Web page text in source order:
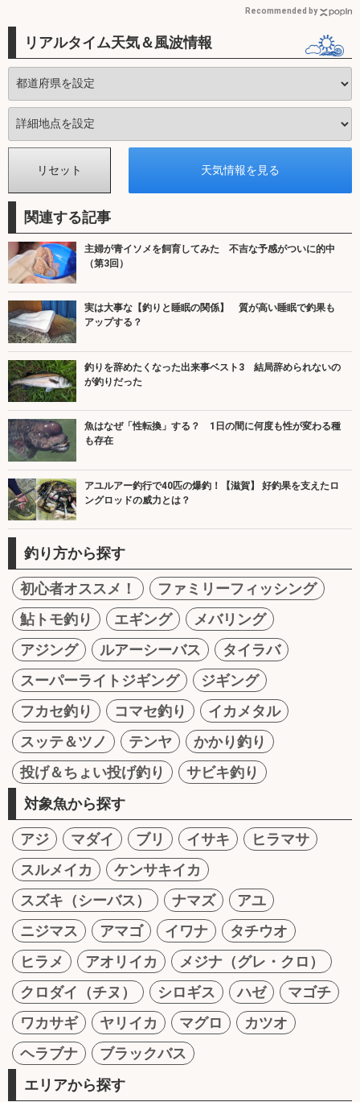
Recommended by
リアルタイム天気＆風波情報
関連する記事
主婦が青イソメを飼育してみた 不吉な予感がついに的中
（第3回）
実は大事な【釣りと睡眠の関係】 質が高い睡眠で釣果も
アップする？
釣りを辞めたくなった出来事ベスト3 結局辞められないの
が釣りだった
魚はなぜ「性転換」する？ 1日の間に何度も性が変わる種
も存在
アユルアー釣行で40匹の爆釣！【滋賀】 好釣果を支えたロ
ングロッドの威力とは？
釣り方から探す
初心者オススメ！
ファミリーフィッシング
鮎トモ釣り
エギング
メバリング
アジング
ルアーシーバス
タイラバ
スーパーライトジギング
ジギング
フカセ釣り
コマセ釣り
イカメタル
スッテ＆ツノ
テンヤ
かかり釣り
投げ＆ちょい投げ釣り
サビキ釣り
対象魚から探す
アジ マダイ ブリ イサキ
ヒラマサ
スルメイカ
ケンサキイカ
スズキ（シーバス）
ナマズ
アユ
ニジマス
アマゴ イワナ
タチウオ
ヒラメ
アオリイカ
メジナ（グレ・クロ）
クロダイ（チヌ）
シロギス ハゼ
マゴチ
ワカサギ
ヤリイカ マグロ
カツオ
ヘラブナ
ブラックバス
エリアから探す